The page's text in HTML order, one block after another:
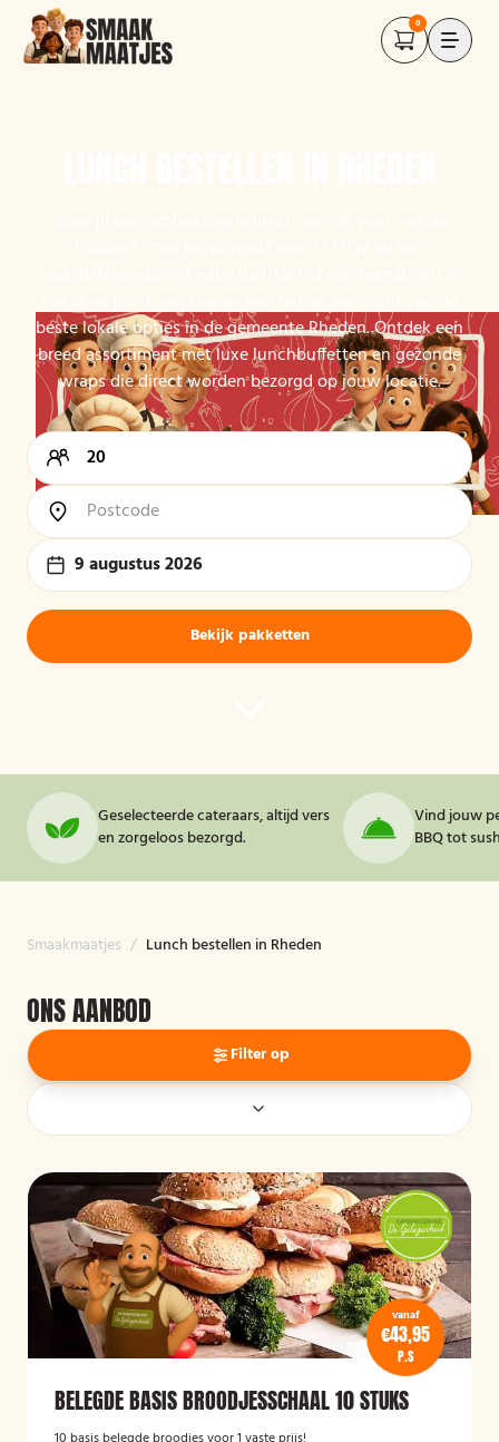
0
beste lokale opties in de gemeente Rheden. Ontdek een
breed assortiment met luxe lunchbuffetten en gezonde
wraps die direct worden bezorgd op jouw locatie.
9 augustus 2026
Bekijk pakketten
Geselecteerde cateraars, altijd vers
en zorgeloos bezorgd.
Vind jouw
BBQ tot
Smaakmaatjes / Lunch bestellen in Rheden
ONS AANBOD
Filter op
vanaf
€43,95
P.S
BELEGDE BASIS BROODJESSCHAAL 10 STUKS